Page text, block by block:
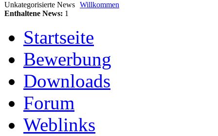
Unkategorisierte News
Enthaltene News: 1
Willkommen
Startseite
Bewerbung
Downloads
Forum
Weblinks